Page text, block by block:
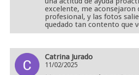
excelente, me aconsejaron
profesional, y las fotos
quedado tan contento que
Catrina Jurado
11/02/2025